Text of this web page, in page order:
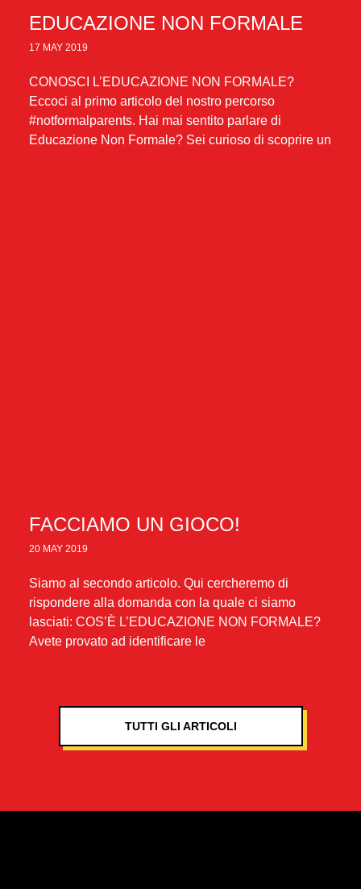
EDUCAZIONE NON FORMALE
17 MAY 2019
CONOSCI L’EDUCAZIONE NON FORMALE?
Eccoci al primo articolo del nostro percorso
#notformalparents. Hai mai sentito parlare di
Educazione Non Formale? Sei curioso di scoprire un
FACCIAMO UN GIOCO!
20 MAY 2019
Siamo al secondo articolo. Qui cercheremo di
rispondere alla domanda con la quale ci siamo
lasciati: COS’È L’EDUCAZIONE NON FORMALE?
Avete provato ad identificare le
TUTTI GLI ARTICOLI